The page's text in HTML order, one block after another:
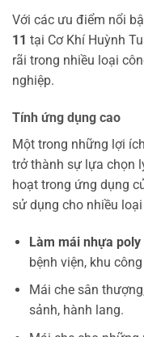
Với các ưu điểm nổi
11 tại Cơ Khí Huỳnh
rãi trong nhiều loại
nghiệp.
Tính ứng dụng cao
Một trong những lợi
trở thành sự lựa chọn
hoạt trong ứng dụng
sử dụng cho nhiều
Làm mái nhựa poly
bệnh viện, khu
Mái che sân
sảnh, hành lang.